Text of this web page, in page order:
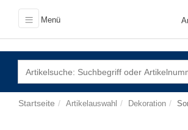
Menü
Startseite Artikelauswahl Dekoration